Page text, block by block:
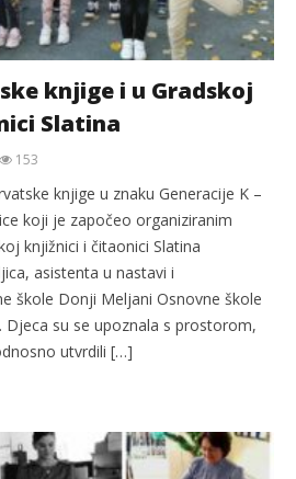
knjige i u Gradskoj
Slatina
153
knjige u znaku Generacije K –
koji je započeo organiziranim
knjižnici i čitaonici Slatina
asistenta u nastavi i
škole Donji Meljani Osnovne škole
Djeca su se upoznala s prostorom,
utvrdili […]